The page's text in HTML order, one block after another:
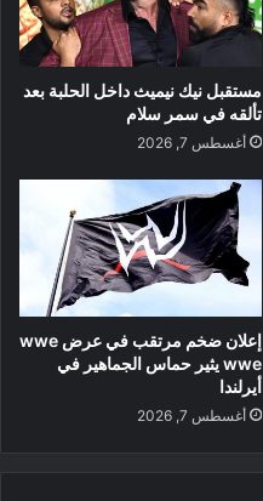
مستقبل نيك نيميث داخل الحلبة بعد
تألقه في سمر سلام
أغسطس 7, 2026
إعلان ضخم مرتقب في عرض wwe
wwe يثير حماس الجماهير في
أيرلندا
أغسطس 7, 2026